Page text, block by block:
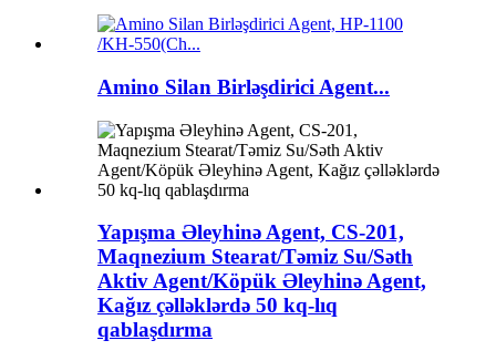
Amino Silan Birləşdirici Agent...
Yapışma Əleyhinə Agent, CS-201,
Maqnezium Stearat/Təmiz Su/Səth
Aktiv Agent/Köpük Əleyhinə Agent,
Kağız çəlləklərdə 50 kq-lıq
qablaşdırma